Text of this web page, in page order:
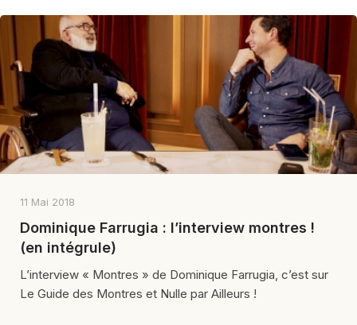
11 Mai 2018
Dominique Farrugia : l’interview montres !
(en intégrule)
L’interview « Montres » de Dominique Farrugia, c’est sur
Le Guide des Montres et Nulle par Ailleurs !